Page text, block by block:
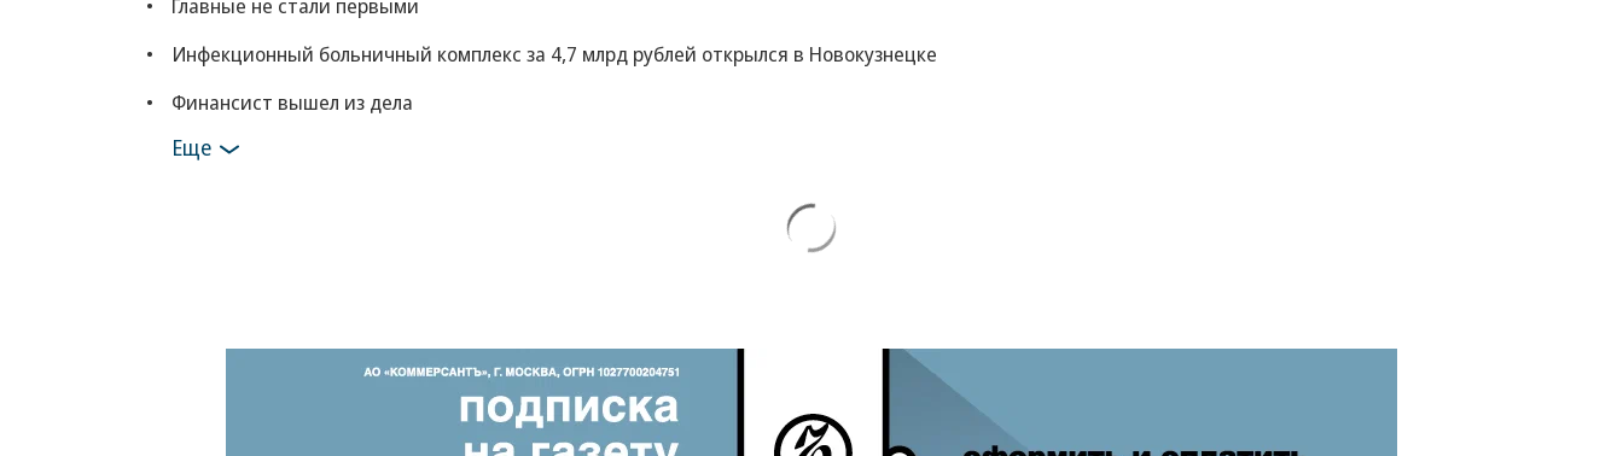
Инфекционный больничный комплекс за 4,7 млрд рублей открылся в Новокузнецке
Финансист вышел из дела
Еще